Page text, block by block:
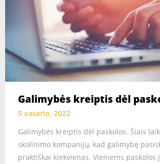
Galimybės kreiptis dėl
5 vasario, 2022
Galimybės kreiptis dėl paskolos. Šiais
skolinimo kompanijų, kad galimybę
praktiškai kiekvienas. Vieniems paskolos